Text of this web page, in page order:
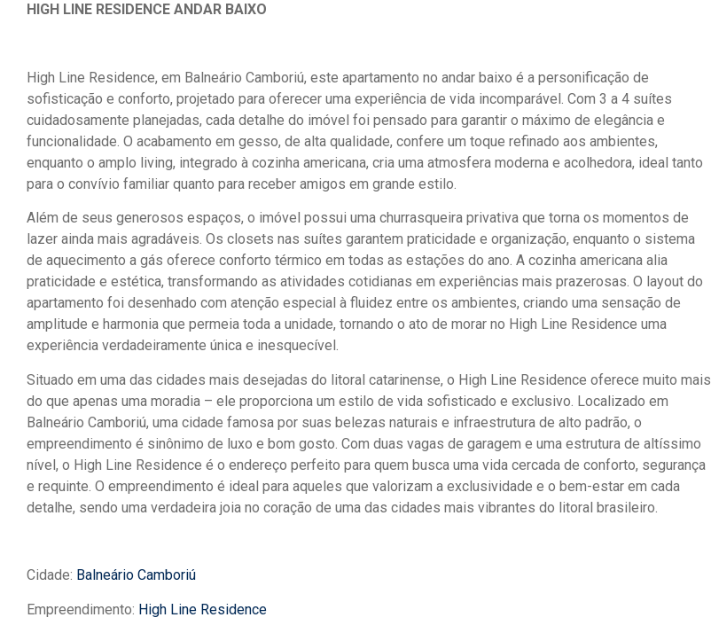
HIGH LINE RESIDENCE ANDAR BAIXO
High Line Residence, em Balneário Camboriú, este apartamento no andar baixo é a personificação de
sofisticação e conforto, projetado para oferecer uma experiência de vida incomparável. Com 3 a 4 suítes
cuidadosamente planejadas, cada detalhe do imóvel foi pensado para garantir o máximo de elegância e
funcionalidade. O acabamento em gesso, de alta qualidade, confere um toque refinado aos ambientes,
enquanto o amplo living, integrado à cozinha americana, cria uma atmosfera moderna e acolhedora, ideal tanto
para o convívio familiar quanto para receber amigos em grande estilo.
Além de seus generosos espaços, o imóvel possui uma churrasqueira privativa que torna os momentos de
lazer ainda mais agradáveis. Os closets nas suítes garantem praticidade e organização, enquanto o sistema
de aquecimento a gás oferece conforto térmico em todas as estações do ano. A cozinha americana alia
praticidade e estética, transformando as atividades cotidianas em experiências mais prazerosas. O layout do
apartamento foi desenhado com atenção especial à fluidez entre os ambientes, criando uma sensação de
amplitude e harmonia que permeia toda a unidade, tornando o ato de morar no High Line Residence uma
experiência verdadeiramente única e inesquecível.
Situado em uma das cidades mais desejadas do litoral catarinense, o High Line Residence oferece muito mais
do que apenas uma moradia – ele proporciona um estilo de vida sofisticado e exclusivo. Localizado em
Balneário Camboriú, uma cidade famosa por suas belezas naturais e infraestrutura de alto padrão, o
empreendimento é sinônimo de luxo e bom gosto. Com duas vagas de garagem e uma estrutura de altíssimo
nível, o High Line Residence é o endereço perfeito para quem busca uma vida cercada de conforto, segurança
e requinte. O empreendimento é ideal para aqueles que valorizam a exclusividade e o bem-estar em cada
detalhe, sendo uma verdadeira joia no coração de uma das cidades mais vibrantes do litoral brasileiro.
Cidade: Balneário Camboriú
Empreendimento: High Line Residence